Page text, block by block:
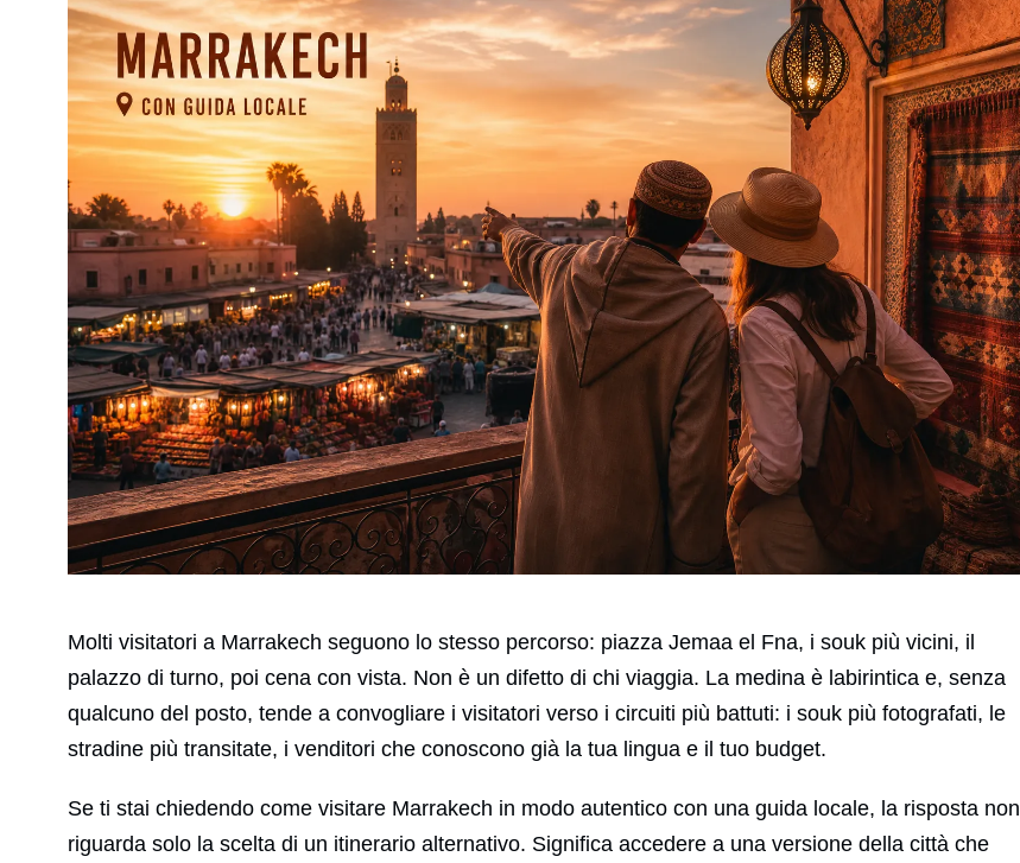
Molti visitatori a Marrakech seguono lo stesso percorso: piazza Jemaa el Fna, i souk più vicini, il
palazzo di turno, poi cena con vista. Non è un difetto di chi viaggia. La medina è labirintica e, senza
qualcuno del posto, tende a convogliare i visitatori verso i circuiti più battuti: i souk più fotografati, le
stradine più transitate, i venditori che conoscono già la tua lingua e il tuo budget.
Se ti stai chiedendo come visitare Marrakech in modo autentico con una guida locale, la risposta non
riguarda solo la scelta di un itinerario alternativo. Significa accedere a una versione della città che